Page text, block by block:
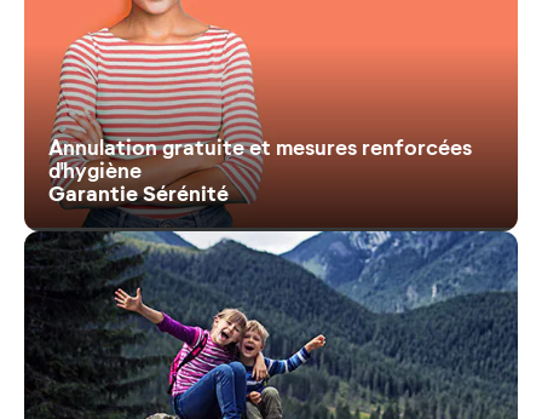
Annulation gratuite et mesures renforcées
d'hygiène
Garantie Sérénité